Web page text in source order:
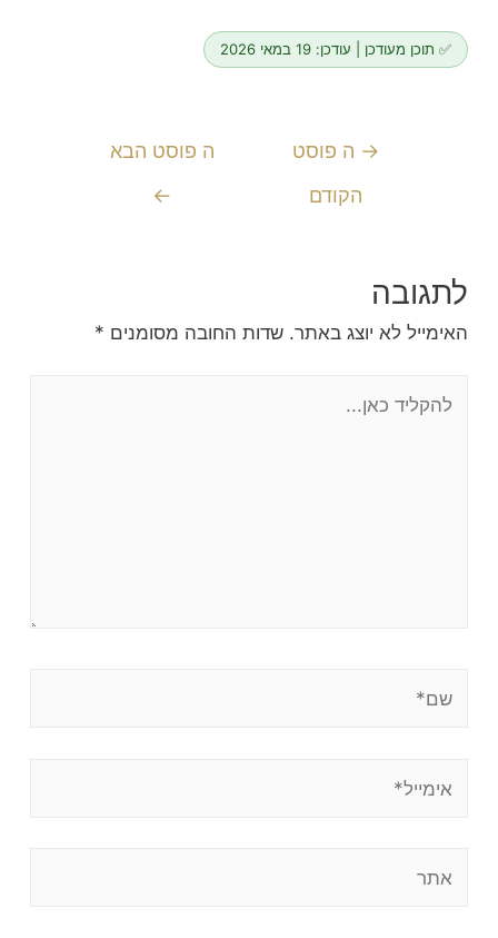
✅ תוכן מעודכן | עודכן: 19 במאי 2026
→ ה פוסט
הקודם
ה פוסט הבא
←
לתגובה
האימייל לא יוצג באתר. שדות החובה מסומנים *